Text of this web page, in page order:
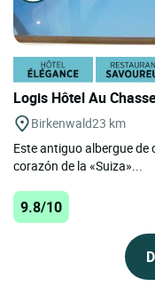
Logis Hôtel Au
Birkenwald23 km
Este antiguo albergue de
corazón de la «Suiza»...
9.8/10